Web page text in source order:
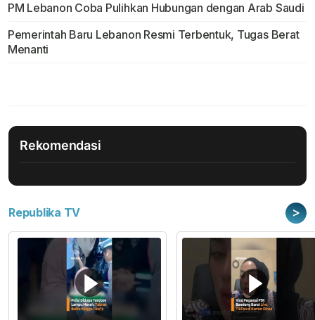
PM Lebanon Coba Pulihkan Hubungan dengan Arab Saudi
Pemerintah Baru Lebanon Resmi Terbentuk, Tugas Berat
Menanti
Rekomendasi
Republika TV >